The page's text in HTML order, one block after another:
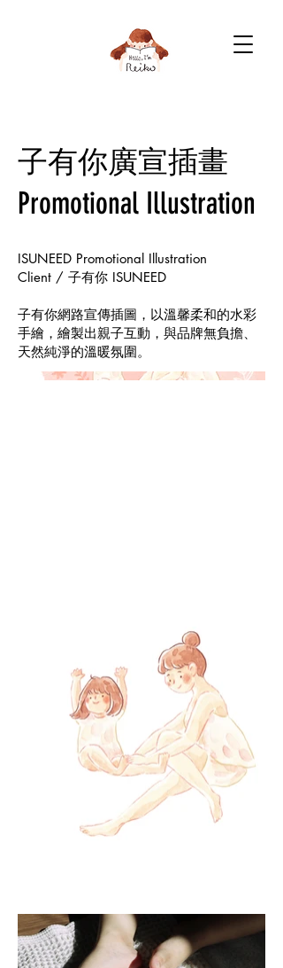
子有你廣宣插畫
Promotional Illustration
ISUNEED Promotional Illustration
Client / 子有你 ISUNEED
子有你網路宣傳插圖，以溫馨柔和的水彩
手繪，繪製出親子互動，與品牌無負擔、
天然純淨的溫暖氛圍。